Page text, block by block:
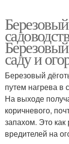
саду и
Березовый
путем нагрева в
На выходе
коричневого,
запахом. Это как
вредителей на